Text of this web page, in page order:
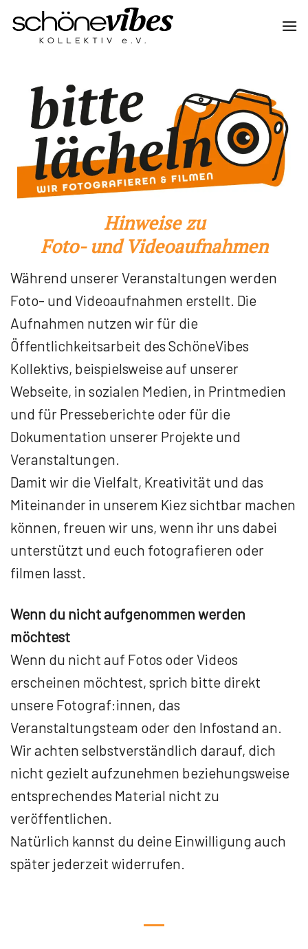
Inhalt
Hinweise zu
Foto- und Videoaufnahmen
Während unserer Veranstaltungen werden
Foto- und Videoaufnahmen erstellt. Die
Aufnahmen nutzen wir für die
Öffentlichkeitsarbeit des SchöneVibes
Kollektivs, beispielsweise auf unserer
Webseite, in sozialen Medien, in Printmedien
und für Presseberichte oder für die
Dokumentation unserer Projekte und
Veranstaltungen.
Damit wir die Vielfalt, Kreativität und das
Miteinander in unserem Kiez sichtbar machen
können, freuen wir uns, wenn ihr uns dabei
unterstützt und euch fotografieren oder
filmen lasst.
Wenn du nicht aufgenommen werden
möchtest
Wenn du nicht auf Fotos oder Videos
erscheinen möchtest, sprich bitte direkt
unsere Fotograf:innen, das
Veranstaltungsteam oder den Infostand an.
Wir achten selbstverständlich darauf, dich
nicht gezielt aufzunehmen beziehungsweise
entsprechendes Material nicht zu
veröffentlichen.
Natürlich kannst du deine Einwilligung auch
später jederzeit widerrufen.